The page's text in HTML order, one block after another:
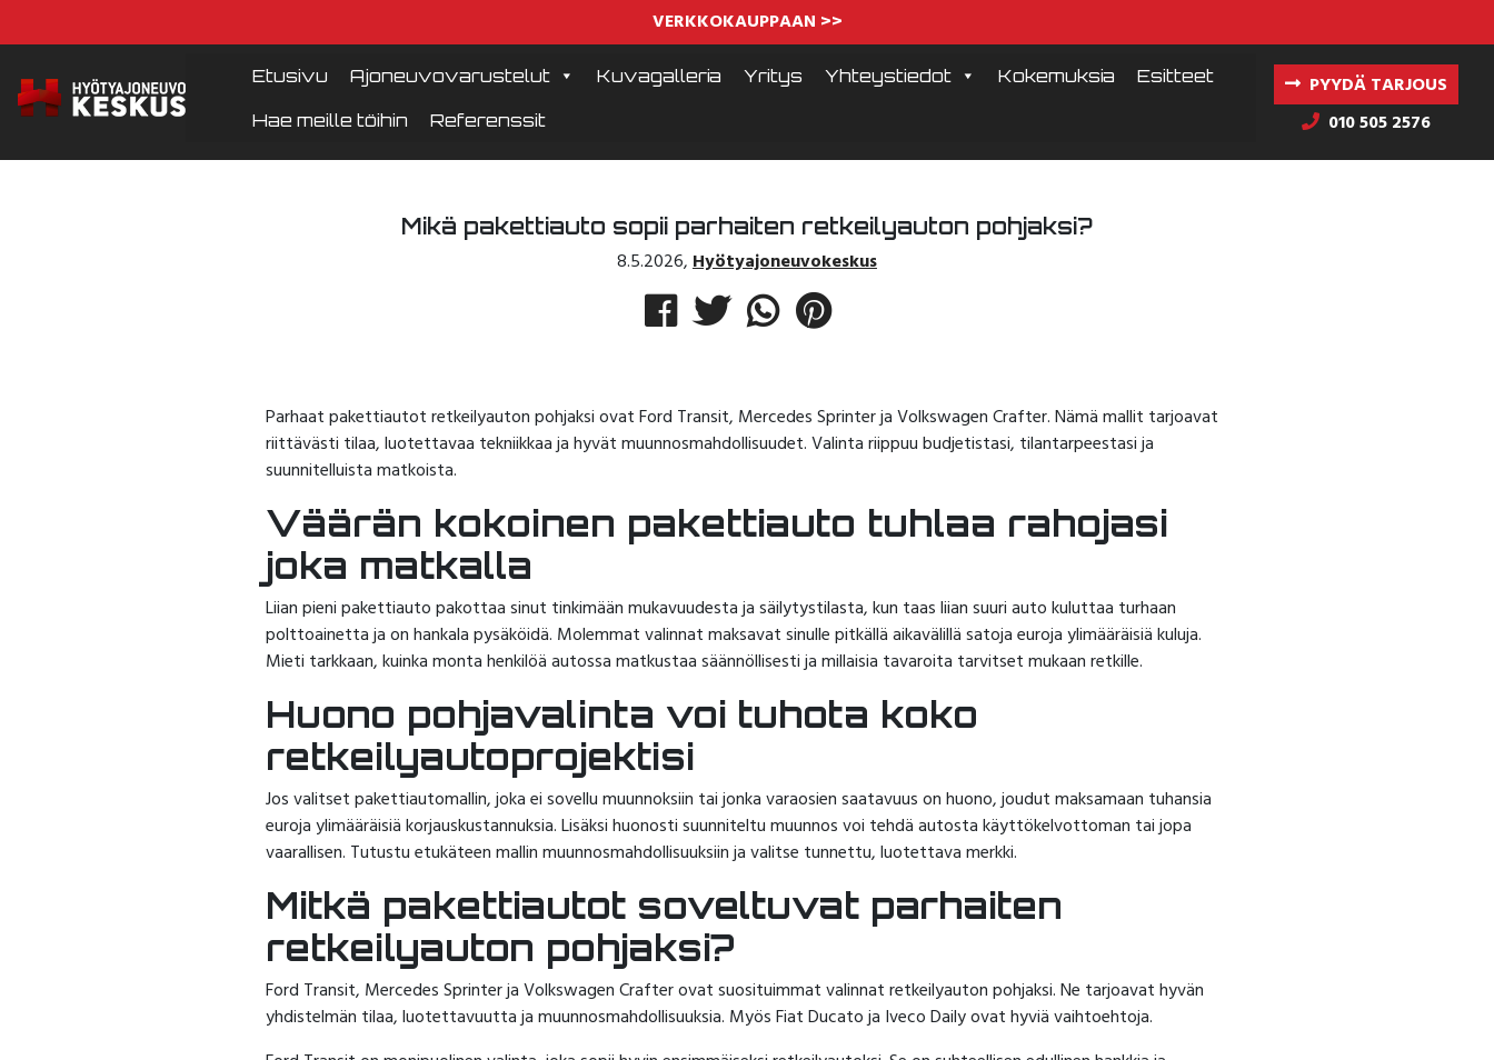
VERKKOKAUPPAAN >>
Etusivu Ajoneuvovarustelut Kuvagalleria Yritys Yhteystiedot Kokemuksia
Esitteet
Hae meille töihin
Referenssit
PYYDÄ TARJOUS
010 505 2576
Mikä pakettiauto sopii parhaiten retkeilyauton pohjaksi?
8.5.2026,Hyötyajoneuvokeskus
Parhaat pakettiautot retkeilyauton pohjaksi ovat Ford Transit, Mercedes Sprinter ja Volkswagen Crafter. Nämä mallit tarjoavat
riittävästi tilaa, luotettavaa tekniikkaa ja hyvät muunnosmahdollisuudet. Valinta riippuu budjetistasi, tilantarpeestasi ja
suunnitelluista matkoista.
Väärän kokoinen pakettiauto tuhlaa rahojasi
joka matkalla
Liian pieni pakettiauto pakottaa sinut tinkimään mukavuudesta ja säilytystilasta, kun taas liian suuri auto kuluttaa turhaan
polttoainetta ja on hankala pysäköidä. Molemmat valinnat maksavat sinulle pitkällä aikavälillä satoja euroja ylimääräisiä kuluja.
Mieti tarkkaan, kuinka monta henkilöä autossa matkustaa säännöllisesti ja millaisia tavaroita tarvitset mukaan retkille.
Huono pohjavalinta voi tuhota koko
retkeilyautoprojektisi
Jos valitset pakettiautomallin, joka ei sovellu muunnoksiin tai jonka varaosien saatavuus on huono, joudut maksamaan tuhansia
euroja ylimääräisiä korjauskustannuksia. Lisäksi huonosti suunniteltu muunnos voi tehdä autosta käyttökelvottoman tai jopa
vaarallisen. Tutustu etukäteen mallin muunnosmahdollisuuksiin ja valitse tunnettu, luotettava merkki.
Mitkä pakettiautot soveltuvat parhaiten
retkeilyauton pohjaksi?
Ford Transit, Mercedes Sprinter ja Volkswagen Crafter ovat suosituimmat valinnat retkeilyauton pohjaksi. Ne tarjoavat hyvän
yhdistelmän tilaa, luotettavuutta ja muunnosmahdollisuuksia. Myös Fiat Ducato ja Iveco Daily ovat hyviä vaihtoehtoja.